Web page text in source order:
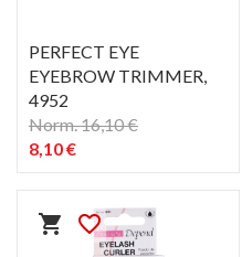
PERFECT EYE
EYEBROW TRIMMER,
4952
Norm. 16,10 €
8,10 €
shopping_cart favorite_border